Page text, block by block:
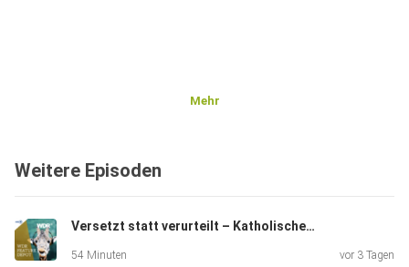
Mehr
Weitere Episoden
Versetzt statt verurteilt – Katholische Priester, Missbrauch und Strafvereitlung
54 Minuten vor 3 Tagen